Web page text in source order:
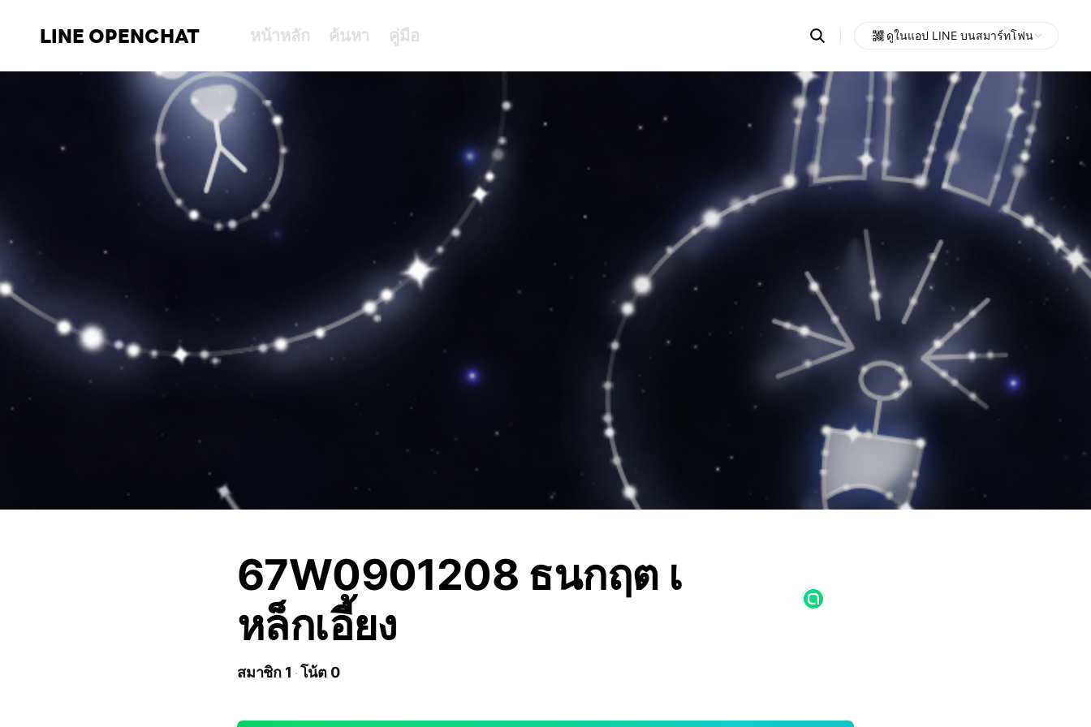
LINE OPENCHAT หน้าหลัก ค้นหา คู่มือ Search
OpenChats
messages
search
area
ดูในแอป LINE บนสมาร์ทโฟน
67W0901208 ธนกฤต เ
หล็กเอี้ยง
สมาชิก 1 โน้ต 0